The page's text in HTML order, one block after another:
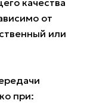
качества
от
или
при: